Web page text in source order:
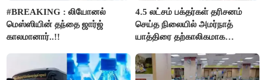
#BREAKING : லியோனல்
மெஸ்ஸியின் தந்தை ஜார்ஜ்
காலமானார்..!!
4.5 லட்சம் பக்தர்கள் தரிசனம்
செய்த நிலையில் அமர்நாத்
யாத்திரை தற்காலிகமாக